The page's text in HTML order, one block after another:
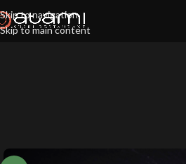
Skip to navigation
Skip to main content